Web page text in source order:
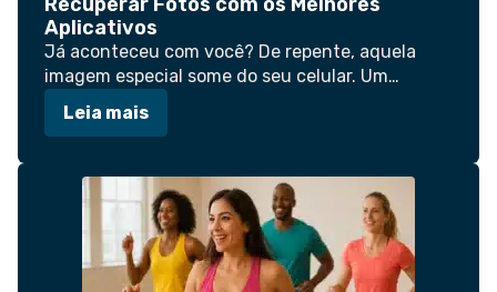
Recuperar Fotos com os Melhores
Aplicativos
Já aconteceu com você? De repente, aquela
imagem especial some do seu celular. Um
toque…
Leia mais